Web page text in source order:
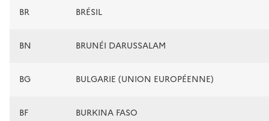
BR BRÉSIL
BN BRUNÉI DARUSSALAM
BG BULGARIE (UNION EUROPÉENNE)
BF BURKINA FASO